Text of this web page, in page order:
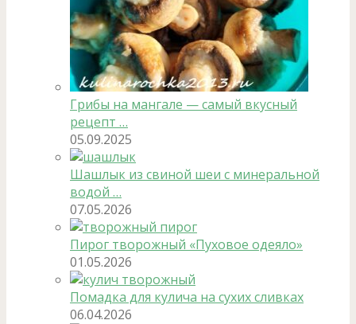
Грибы на мангале — самый вкусный
рецепт …
05.09.2025
Шашлык из свиной шеи с минеральной
водой …
07.05.2026
Пирог творожный «Пуховое одеяло»
01.05.2026
Помадка для кулича на сухих сливках
06.04.2026